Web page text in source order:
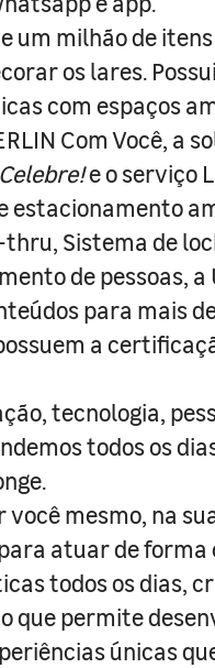
um milhão de
os lares.
com espaços
Com Você, a
Celebre!e o serviço
estacionamento
Sistema de
de pessoas,
para mais
a
tecnologia,
todos os
você mesmo, na
atuar de
todos os dias,
que permite
únicas